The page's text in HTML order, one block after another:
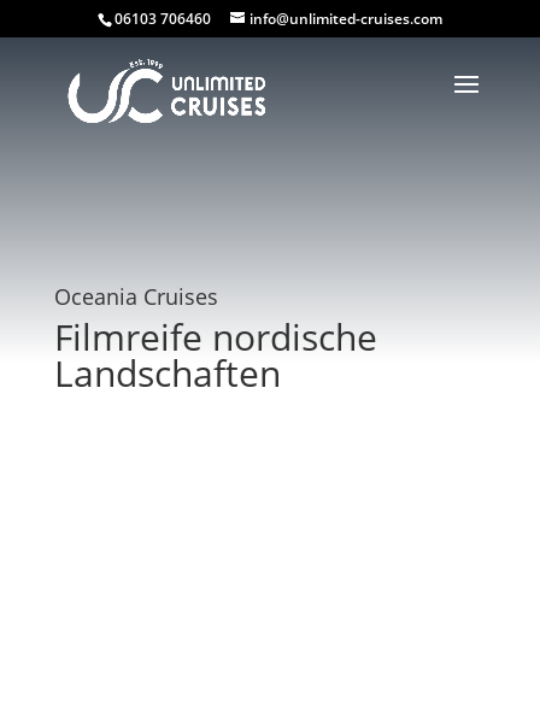
06103 706460 info@unlimited-cruises.com
Oceania Cruises
Filmreife nordische
Landschaften